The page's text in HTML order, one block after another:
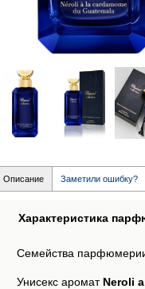
Описание Заметили ошибку?
Характеристика
Семейства
Унисекс аромат Neroli